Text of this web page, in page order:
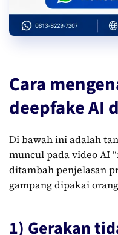
Cara
deepfake AI
Di bawah ini adalah
muncul pada video AI
ditambah penjelasan
gampang dipakai
1) Gerakan